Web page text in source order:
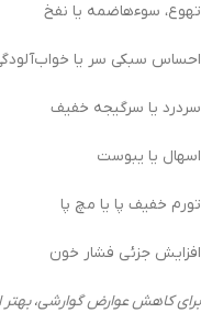
تهوع، سوءهاضمه یا نفخ
احساس سبکی سر یا
سردرد یا سرگیجه خفیف
اسهال یا یبوست
تورم خفیف پا یا مچ پا
افزایش جزئی فشار خون
برای کاهش عوارض گوارشی، بهتر